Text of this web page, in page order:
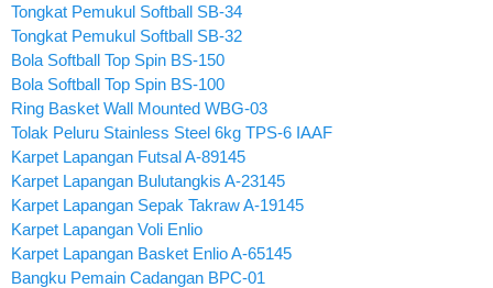
Tongkat Pemukul Softball SB-34
Tongkat Pemukul Softball SB-32
Bola Softball Top Spin BS-150
Bola Softball Top Spin BS-100
Ring Basket Wall Mounted WBG-03
Tolak Peluru Stainless Steel 6kg TPS-6 IAAF
Karpet Lapangan Futsal A-89145
Karpet Lapangan Bulutangkis A-23145
Karpet Lapangan Sepak Takraw A-19145
Karpet Lapangan Voli Enlio
Karpet Lapangan Basket Enlio A-65145
Bangku Pemain Cadangan BPC-01